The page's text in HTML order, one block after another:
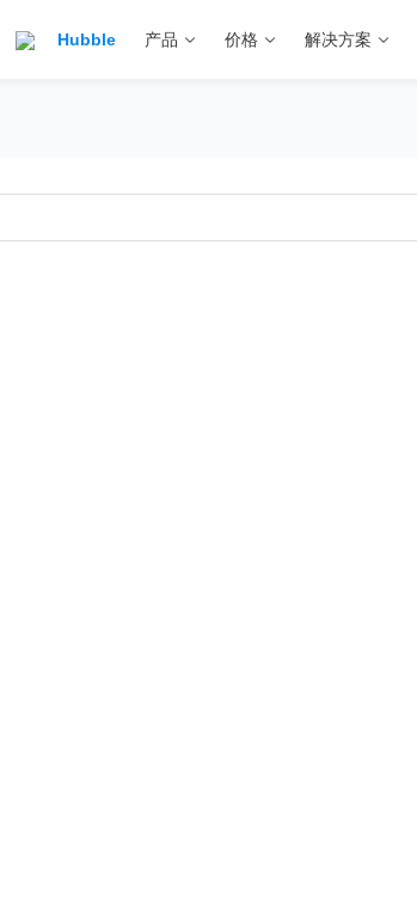
Hubble 产品 价格 解决方案